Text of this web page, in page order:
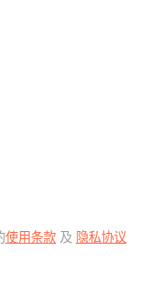
使用条款及 隐私协议